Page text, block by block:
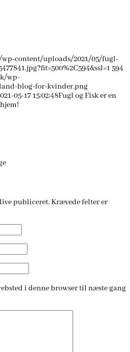
content/uploads/2021/05/fugl-
594
wp-
blog-for-kvinder.png
05-17 15:02:48Fugl og Fisk er en
publiceret.Krævede felter er
i denne browser til næste gang